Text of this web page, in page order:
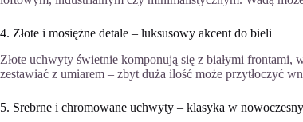
4. Złote i mosiężne detale – luksusowy akcent do bieli
Złote uchwyty świetnie komponują się z białymi frontami,
zestawiać z umiarem – zbyt duża ilość może przytłoczyć
5. Srebrne i chromowane uchwyty – klasyka w